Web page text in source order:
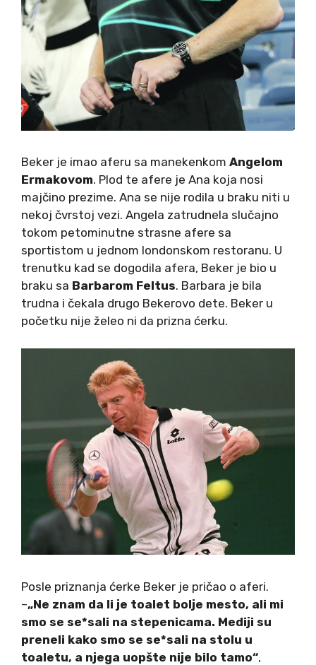
Beker je imao aferu sa manekenkom Angelom
Ermakovom. Plod te afere je Ana koja nosi
majčino prezime. Ana se nije rodila u braku niti u
nekoj čvrstoj vezi. Angela zatrudnela slučajno
tokom petominutne strasne afere sa
sportistom u jednom londonskom restoranu. U
trenutku kad se dogodila afera, Beker je bio u
braku sa Barbarom Feltus. Barbara je bila
trudna i čekala drugo Bekerovo dete. Beker u
početku nije želeo ni da prizna ćerku.
Posle priznanja ćerke Beker je pričao o aferi.
–„Ne znam da li je toalet bolje mesto, ali mi
smo se se*sali na stepenicama. Mediji su
preneli kako smo se se*sali na stolu u
toaletu, a njega uopšte nije bilo tamo“,